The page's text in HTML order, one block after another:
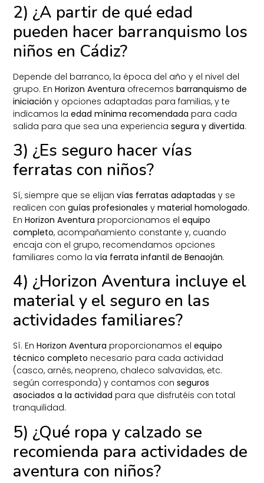
2) ¿A partir de qué edad
pueden hacer barranquismo los
niños en Cádiz?
Depende del barranco, la época del año y el nivel del
grupo. EnHorizon Aventura ofrecemosbarranquismo de
iniciación y opciones adaptadas para familias, y te
indicamos laedad mínima recomendada para cada
salida para que sea una experienciasegura y divertida.
3) ¿Es seguro hacer vías
ferratas con niños?
Sí, siempre que se elijanvías ferratas adaptadas y se
realicen conguías profesionales ymaterial homologado.
EnHorizon Aventura proporcionamos elequipo
completo, acompañamiento constante y, cuando
encaja con el grupo, recomendamos opciones
familiares como lavía ferrata infantil de Benaoján.
4) ¿Horizon Aventura incluye el
material y el seguro en las
actividades familiares?
Sí. EnHorizon Aventura proporcionamos elequipo
técnico completo necesario para cada actividad
(casco, arnés, neopreno, chaleco salvavidas, etc.
según corresponda) y contamos conseguros
asociados a la actividad para que disfrutéis con total
tranquilidad.
5) ¿Qué ropa y calzado se
recomienda para actividades de
aventura con niños?